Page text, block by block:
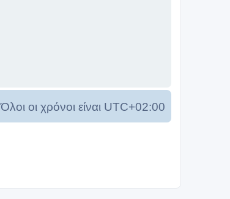
Όλοι οι χρόνοι είναι UTC+02:00